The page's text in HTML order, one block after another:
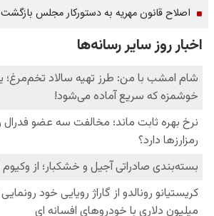
اصلاح قانون مهریه به دستورکار مجلس بازگشت